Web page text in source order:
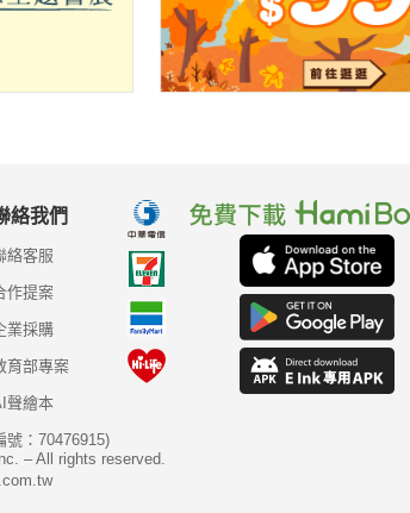
絡我們
絡客服
作提案
業採購
育部專案
聲繪本
號：70476915)
– All rights reserved.